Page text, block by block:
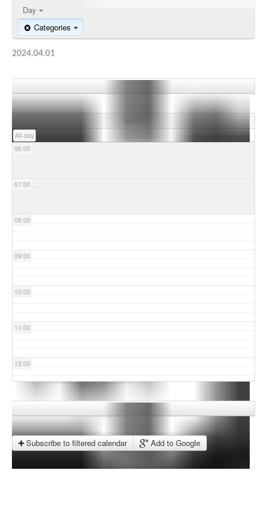
Day
Categories
2024.04.01
hétfő
All-day
02:00
03:00
04:00
05:00
06:00
07:00
08:00
09:00
10:00
11:00
12:00
13:00
14:00
15:00
Subscribe to filtered calendar Add to Google